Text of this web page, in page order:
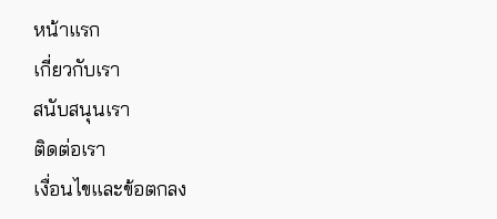
หน้าแรก
เกี่ยวกับเรา
สนับสนุนเรา
ติดต่อเรา
เงื่อนไขและข้อตกลง